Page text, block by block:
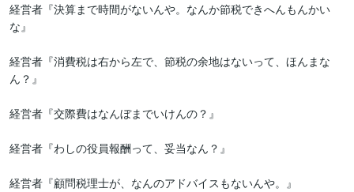
経営者『決算まで時間がないんや。なんか節税できへんもんかい
な』
経営者『消費税は右から左で、節税の余地はないって、ほんまな
ん？』
経営者『交際費はなんぼまでいけんの？』
経営者『わしの役員報酬って、妥当なん？』
経営者『顧問税理士が、なんのアドバイスもないんや。』